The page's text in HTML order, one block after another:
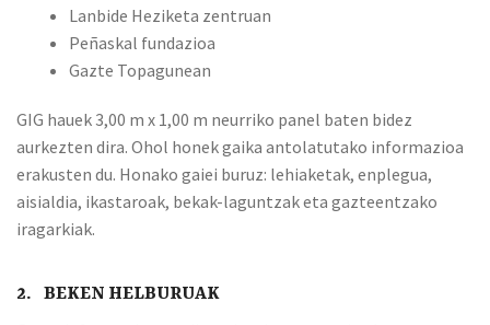
Lanbide Heziketa zentruan
Peñaskal fundazioa
Gazte Topagunean
GIG hauek 3,00 m x 1,00 m neurriko panel baten bidez
aurkezten dira. Ohol honek gaika antolatutako informazioa
erakusten du. Honako gaiei buruz: lehiaketak, enplegua,
aisialdia, ikastaroak, bekak-laguntzak eta gazteentzako
iragarkiak.
2. BEKEN HELBURUAK